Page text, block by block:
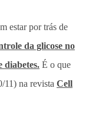
estar por trás de
da glicose no
diabetes. É o que
11) na revista Cell